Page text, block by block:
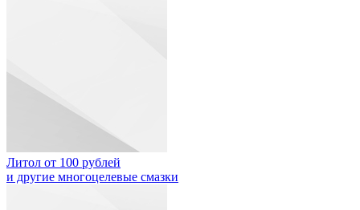
Литол от 100 рублей
и другие многоцелевые смазки